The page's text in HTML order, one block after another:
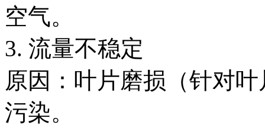
空气。
3. 流量不稳定
原因：叶片磨损（针对
污染。